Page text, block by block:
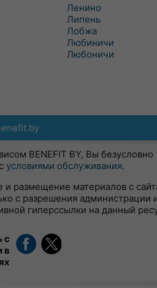
Ленино
Липень
Лобжа
Любиничи
Любоничи
BENEFIT BY, Вы безусловно
условиями обслуживания.
и размещение материалов с
с разрешения администрации
гиперссылки на данный
с
в